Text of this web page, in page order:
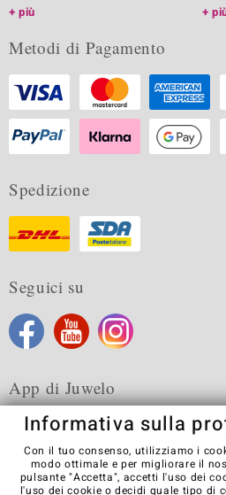
più
Metodi di Pagamento
Spedizione
Seguici su
App di Juwelo
Condizioni generali di vendita
Informativa sulla
Con il tuo consenso, utilizziamo i
modo ottimale e per migliorare il
pulsante "Accetta", accetti l'uso dei
l'uso dei cookie o decidi quale tipo di